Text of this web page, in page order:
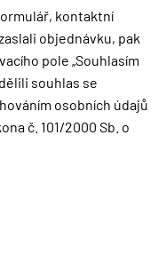
kontaktní
objednávku, pak
pole „Souhlasím
souhlas se
osobních údajů
č. 101/2000 Sb. o